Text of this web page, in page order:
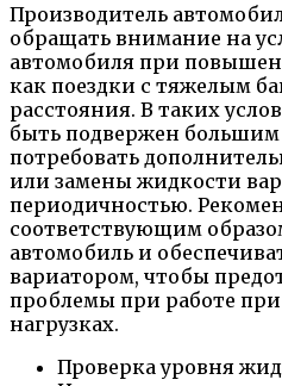
Производитель
обращать внимание на
автомобиля при
как поездки с тяжелым
расстояния. В таких
быть подвержен большим
потребовать
или замены жидкости
периодичностью.
соответствующим
автомобиль и
вариатором, чтобы
проблемы при работе
нагрузках.
Проверка уровня